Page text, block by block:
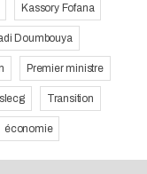
Kassory Fofana
Doumbouya
Premier ministre
slecg Transition
économie